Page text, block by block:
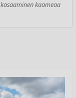
kaameaa